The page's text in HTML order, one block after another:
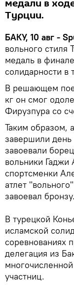
медали в
Турции.
БАКУ, 10 авг -
вольного стиля
медаль в
солидарности в
В решающем
кг он смог
Фирузпура со
Таким образом,
завершили
завоевали
вольники Гаджи
спортсменки
атлет
завоевал бронзу.
В турецкой
исламской
соревнованиях
делегация из
участниц.